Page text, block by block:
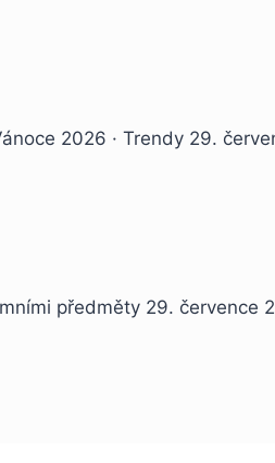
2026 · Trendy 29.
předměty 29. července